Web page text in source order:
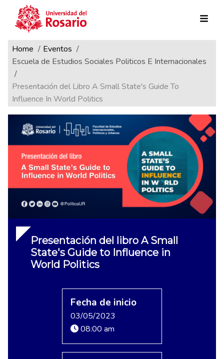
Pasar al contenido principal
Ruta de navegación
Home
Eventos
Escuela de Estudios Sociales Politicos E Internacionales
Presentación del Libro A Small State's Guide To
Influence In World Politics
Presentación del libro A Small
State's Guide to Influence in
World Politics
Fecha de inicio
03/05/2023
08:00 am